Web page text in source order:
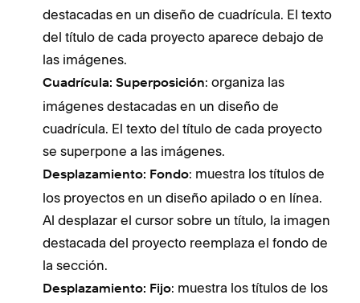
destacadas en un diseño de cuadrícula. El texto
del título de cada proyecto aparece debajo de
las imágenes.
Cuadrícula: Superposición: organiza las
imágenes destacadas en un diseño de
cuadrícula. El texto del título de cada proyecto
se superpone a las imágenes.
Desplazamiento: Fondo: muestra los títulos de
los proyectos en un diseño apilado o en línea.
Al desplazar el cursor sobre un título, la imagen
destacada del proyecto reemplaza el fondo de
la sección.
Desplazamiento: Fijo: muestra los títulos de los